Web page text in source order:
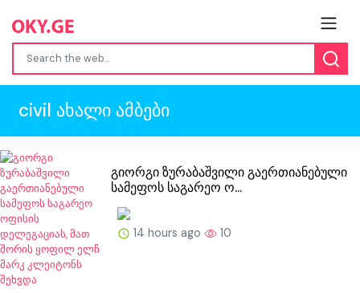
civil ახალი ამბები
გიორგი ზურაბაშვილი გაერთიანებული
სამეფოს საგარეო ო...
14 hours ago 10